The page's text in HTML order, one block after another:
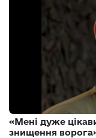
«Мені дуже
знищення